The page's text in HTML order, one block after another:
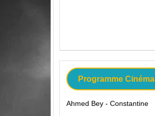
Programme Cinéma
Ahmed Bey - Constantine